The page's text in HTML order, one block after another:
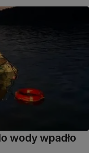
wody wpadło